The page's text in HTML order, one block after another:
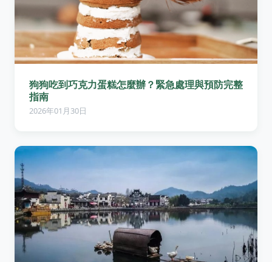
狗狗吃到巧克力蛋糕怎麼辦？緊急處理與預防完整
指南
2026年01月30日